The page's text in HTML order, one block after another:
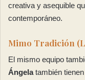
creativa y asequible
contemporáneo.
Mimo Tradición
El mismo equipo
Ángelatambién tienen